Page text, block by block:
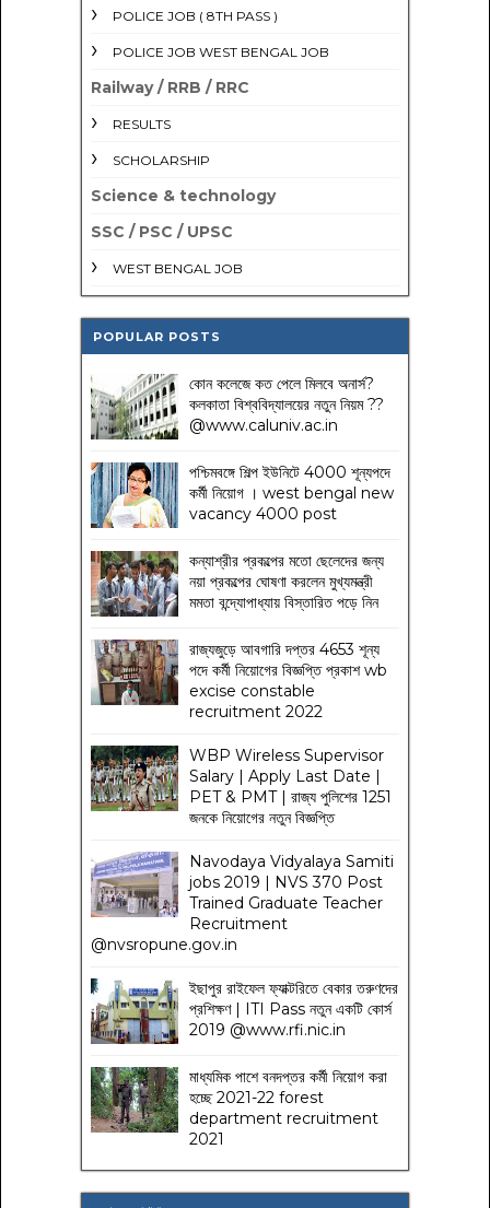
POLICE JOB ( 8TH PASS )
POLICE JOB WEST BENGAL JOB
Railway / RRB / RRC
RESULTS
SCHOLARSHIP
Science & technology
SSC / PSC / UPSC
WEST BENGAL JOB
POPULAR POSTS
কোন কলেজে কত পেলে মিলবে অনার্স?
কলকাতা বিশ্ববিদ্যালয়ের নতুন নিয়ম??
@www.caluniv.ac.in
পশ্চিমবঙ্গে শিল্প ইউনিটে 4000 শূন্যপদে
কর্মী নিয়োগ । west bengal new
vacancy 4000 post
কন্যাশ্রীর প্রকল্পের মতো ছেলেদের জন্য
নয়া প্রকল্পের ঘোষণা করলেন মুখ্যমন্ত্রী
মমতা বন্দ্যোপাধ্যায় বিস্তারিত পড়ে নিন
রাজ্যজুড়ে আবগারি দপ্তর 4653 শূন্য
পদে কর্মী নিয়োগের বিজ্ঞপ্তি প্রকাশ wb
excise constable
recruitment 2022
WBP Wireless Supervisor
Salary | Apply Last Date |
PET & PMT | রাজ্য পুলিশের 1251
জনকে নিয়োগের নতুন বিজ্ঞপ্তি
Navodaya Vidyalaya Samiti
jobs 2019 | NVS 370 Post
Trained Graduate Teacher
Recruitment
@nvsropune.gov.in
ইছাপুর রাইফেল ফ্যাক্টরিতে বেকার তরুণদের
প্রশিক্ষণ | ITI Pass নতুন একটি কোর্স
2019 @www.rfi.nic.in
মাধ্যমিক পাশে বনদপ্তর কর্মী নিয়োগ করা
হচ্ছে 2021-22 forest
department recruitment
2021